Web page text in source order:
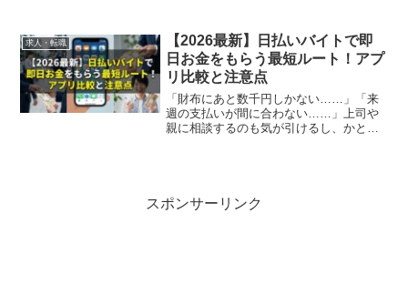
ト探しは、まるで未知の世界に飛び込む
ような緊張感がありますよ...
求人・転職
【2026最新】日払いバイトで即
日お金をもらう最短ルート！アプ
リ比較と注意点
「財布にあと数千円しかない……」「来
週の支払いが間に合わない……」上司や
親に相談するのも気が引けるし、かとい
スポンサーリンク